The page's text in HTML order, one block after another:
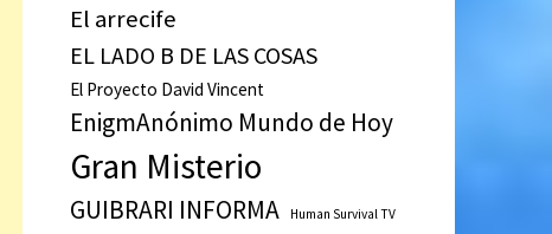
El arrecife
EL LADO B DE LAS COSAS
El Proyecto David Vincent
EnigmAnónimo Mundo de Hoy
Gran Misterio
GUIBRARI INFORMA Human Survival TV